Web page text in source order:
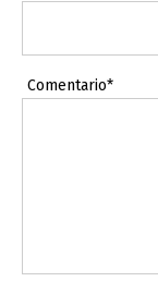
Comentario*